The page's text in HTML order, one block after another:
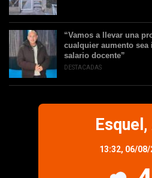
“Vamos a llevar una
cualquier aumento
salario docente”
DESTACADAS
Esquel,
13:32, 06/08/